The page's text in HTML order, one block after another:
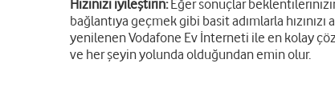
Hızınızı iyileştirin:Eğer sonuçlar
bağlantıya geçmek gibi basit adımlarla
yenilenen Vodafone Ev İnterneti ile en kolay
ve her şeyin yolunda olduğundan emin olur.